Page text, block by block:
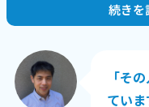
続きを
「そ
ていま